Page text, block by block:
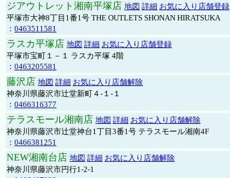
ジアウトレット湘南平塚店 地図 詳細 お気に入り店舗登録
平塚市大神8丁目1番1号 THE OUTLETS SHONAN HIRATSUKA
： 0463511581
ラスカ平塚店 地図 詳細 お気に入り店舗登録
平塚市宝町１－１ ラスカ平塚 4階
： 0463205581
藤沢店 地図 詳細 お気に入り店舗解除
神奈川県藤沢市辻堂新町４-１-１
： 0466316377
テラスモール湘南店 地図 詳細 お気に入り店舗解除
神奈川県藤沢市辻堂神台1丁目3番1号 テラスモール湘南4F
： 0466381251
NEW湘南台店 地図 詳細 お気に入り店舗解除
神奈川県藤沢市円行1-2-1